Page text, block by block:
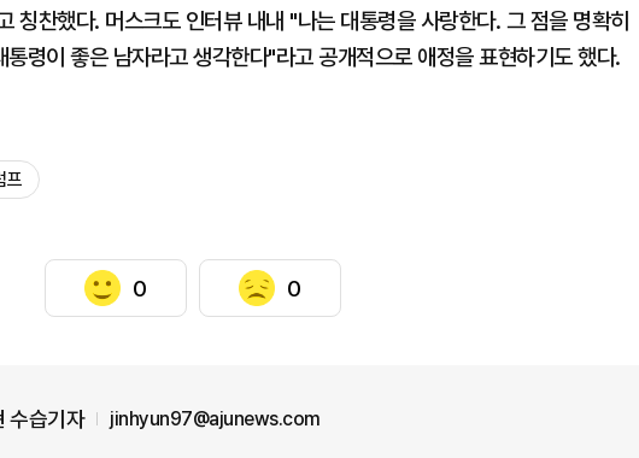
칭찬했다. 머스크도 인터뷰 내내 "나는 대통령을 사랑한다. 그 점을 명확히
령이 좋은 남자라고 생각한다"라고 공개적으로 애정을 표현하기도 했다.
프
0 0
수습기자 jinhyun97@ajunews.com